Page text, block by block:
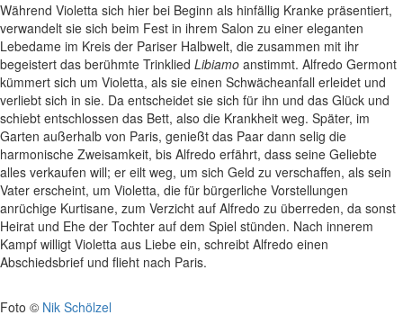
Während Violetta sich hier bei Beginn als hinfällig Kranke präsentiert,
verwandelt sie sich beim Fest in ihrem Salon zu einer eleganten
Lebedame im Kreis der Pariser Halbwelt, die zusammen mit ihr
begeistert das berühmte Trinklied Libiamo anstimmt. Alfredo Germont
kümmert sich um Violetta, als sie einen Schwächeanfall erleidet und
verliebt sich in sie. Da entscheidet sie sich für ihn und das Glück und
schiebt entschlossen das Bett, also die Krankheit weg. Später, im
Garten außerhalb von Paris, genießt das Paar dann selig die
harmonische Zweisamkeit, bis Alfredo erfährt, dass seine Geliebte
alles verkaufen will; er eilt weg, um sich Geld zu verschaffen, als sein
Vater erscheint, um Violetta, die für bürgerliche Vorstellungen
anrüchige Kurtisane, zum Verzicht auf Alfredo zu überreden, da sonst
Heirat und Ehe der Tochter auf dem Spiel stünden. Nach innerem
Kampf willigt Violetta aus Liebe ein, schreibt Alfredo einen
Abschiedsbrief und flieht nach Paris.
Foto © Nik Schölzel